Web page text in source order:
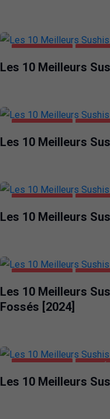
ALIMENTATION
Les 10 Meilleurs
ALIMENTATION TOULON
Les 10 Meilleurs
ALIMENTATION
Les 10 Meilleurs
ALIMENTATION SAINT-
Les 10 Meilleurs
Fossés [2024]
ALIMENTATION SAINT-
Les 10 Meilleurs